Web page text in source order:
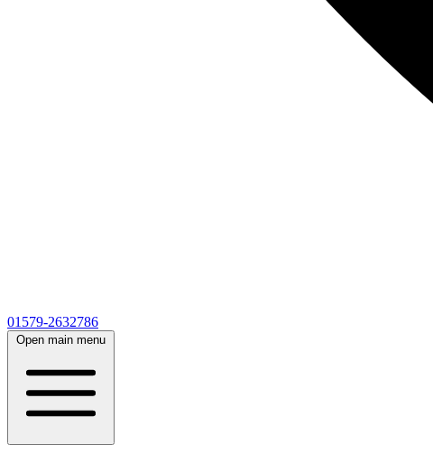
01579-2632786
Open main menu